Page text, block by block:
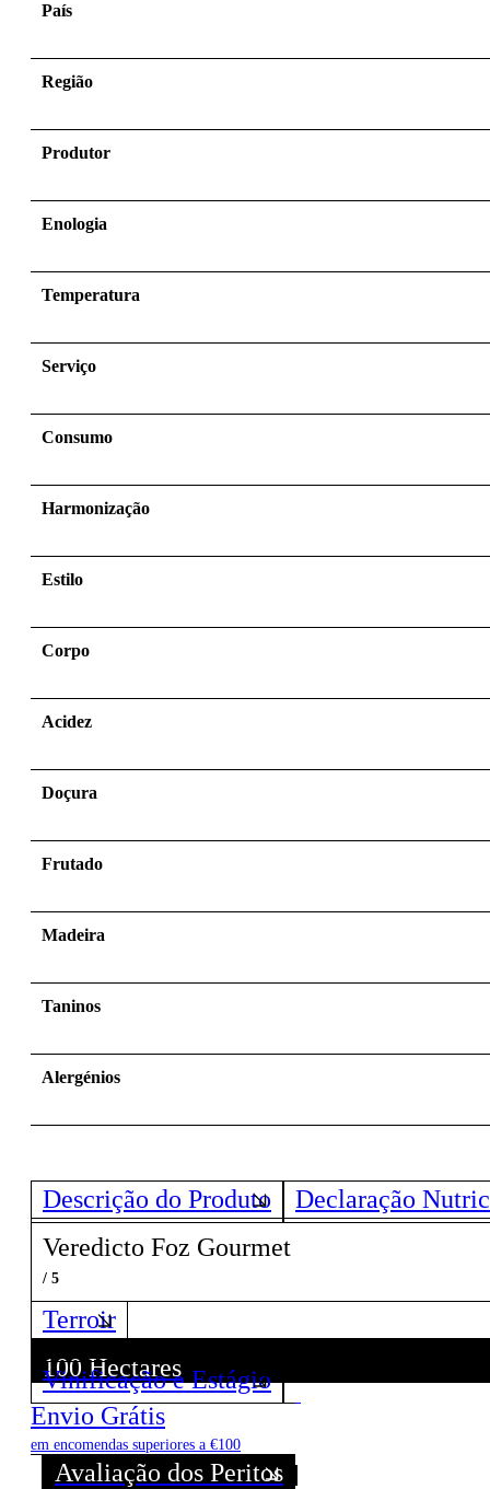
País
Região
Produtor
Enologia
Temperatura
Serviço
Consumo
Harmonização
Estilo
Corpo
Acidez
Doçura
Frutado
Madeira
Taninos
Alergénios
Descrição do Produto
Declaração
Veredicto Foz Gourmet
/ 5
Terroir
100 Hectares
Descubra todos os Vinhos deste Produtor!
Vinificação e Estágio
Envio Grátis
em encomendas superiores a €100
Avaliação dos Peritos